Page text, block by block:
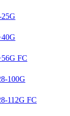
FC
100G
112G FC